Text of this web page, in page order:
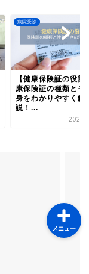
病院受診
【診療費請求書兼領
と診療明細書】病院
らう２つの領収書を
か...
2021-
メニュー
ホーム